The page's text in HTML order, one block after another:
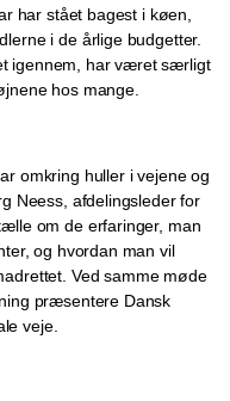
har stået bagest i køen,
i de årlige budgetter.
igennem, har været særligt
hos mange.
omkring huller i vejene og
Neess, afdelingsleder for
om de erfaringer, man
og hvordan man vil
Ved samme møde
præsentere Dansk
veje.